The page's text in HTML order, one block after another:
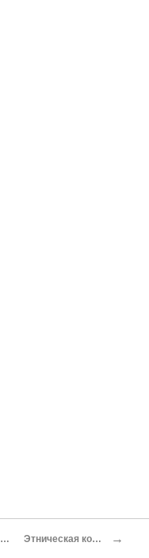
Глава 6 Возвращение депортированных народов Северного Кавказа. Волнения русского населения в Грозном в 1958 г Этническая конкуренция и «стратегии выживания» →